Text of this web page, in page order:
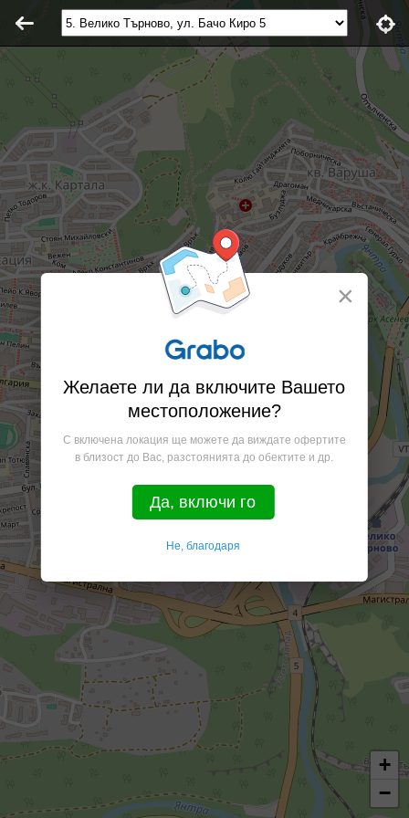
+
−
×
Желаете ли да включите Вашето
местоположение?
С включена локация ще можете да виждате офертите
в близост до Вас, разстоянията до обектите и др.
Да, включи го
Не, благодаря